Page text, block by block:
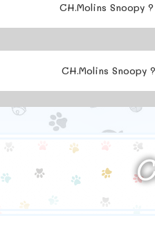
CH.Molins Snoopy
CH.Molins Snoopy
Molins Festina ?